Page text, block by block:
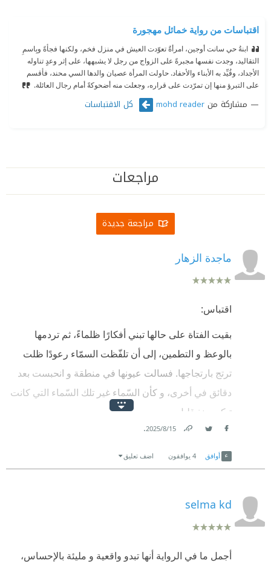
اقتباسات من رواية خمائل مهجورة
ابنةُ حي سانت أوجين، امرأةٌ تعوّدت العيش في منزل فخم، ولكنها فجأةً وبِاسمِ
التقاليد، وجدت نفسها مجبرةً على الزواج من رجل لا يشبهها، على إثر وعدٍ تناوله
الأجداد، وقُيِّد به الأبناء والأحفاد.‏ ‫ ‏حاولت المرأة عصيان والدها السي محند، فأقسم
على التبرؤ منها إن تمرّدت على قراره، وجعلت منه أضحوكةً أمام رجال العائلة.‏
مشاركة من mohd reader كل الاقتباسات
مراجعات
مراجعة جديدة
ماجدة الزهار
اقتباس:
بقيت الفتاة على حالها تبني أفكارًا ظلماءً، ثم تردمها
بالوعظ و التطمين، إلى أن تلفّظت السمّاء رعودًا ظلت
ترتج بارتجاجها. فسالت عيونها في منطقة و انحبست بعد
دقائق في أخرى، و كأن السّماء غير تلك السّماء التي كانت
تبكي منذ قليل.
15‏/8‏/2025
.
أوافق 4 يوافقون اضف تعليق
selma kd
أجمل ما في الرواية أنها تبدو واقعية و مليئة بالإحساس،